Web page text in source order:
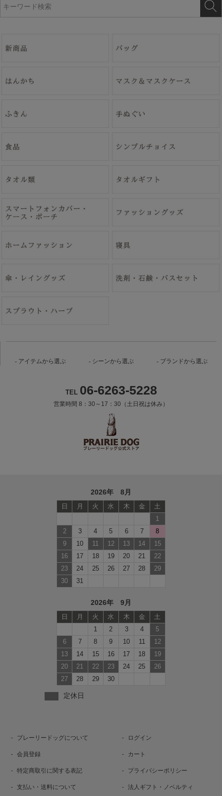
アイテムから選ぶ シーンから選ぶ ブランドから選ぶ
TEL 06-6263-5228
営業時間 8：30～17：30（土日祝は休み）
2026年 8月
日 月 火 水 木 金
土
1
2
3 4 5 6 7
8
9
10 11 12 13 14
15
16
17 18 19 20 21
22
23
24 25 26 27 28
29
30
31
2026年 9月
日 月 火 水 木 金
土
1
2 3 4
5
6
7 8 9 10 11
12
13
14 15 16 17 18
19
20
21 22 23 24 25
26
27
28 29 30
定休日
プレーリードッグについて ログイン
会員登録 カート
特定商取引に関する表記 プライバシーポリシー
支払い・送料について 法人ギフト・ノベルティ